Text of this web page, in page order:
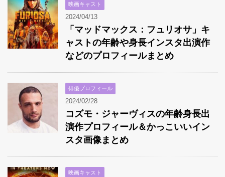
映画キャスト
2024/04/13
「マッドマックス：フュリオサ」キ
ャストの年齢や身長インスタ出演作
などのプロフィールまとめ
俳優プロフィール
2024/02/28
コズモ・ジャーヴィスの年齢身長出
演作プロフィール＆かっこいいイン
スタ画像まとめ
映画キャスト